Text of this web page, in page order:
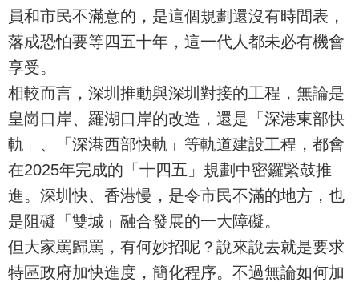
員和市民不滿意的，是這個規劃還沒有時間表，
落成恐怕要等四五十年，這一代人都未必有機會
享受。
相較而言，深圳推動與深圳對接的工程，無論是
皇崗口岸、羅湖口岸的改造，還是「深港東部快
軌」、「深港西部快軌」等軌道建設工程，都會
在2025年完成的「十四五」規劃中密鑼緊鼓推
進。深圳快、香港慢，是令市民不滿的地方，也
是阻礙「雙城」融合發展的一大障礙。
但大家罵歸罵，有何妙招呢？說來說去就是要求
特區政府加快進度，簡化程序。不過無論如何加